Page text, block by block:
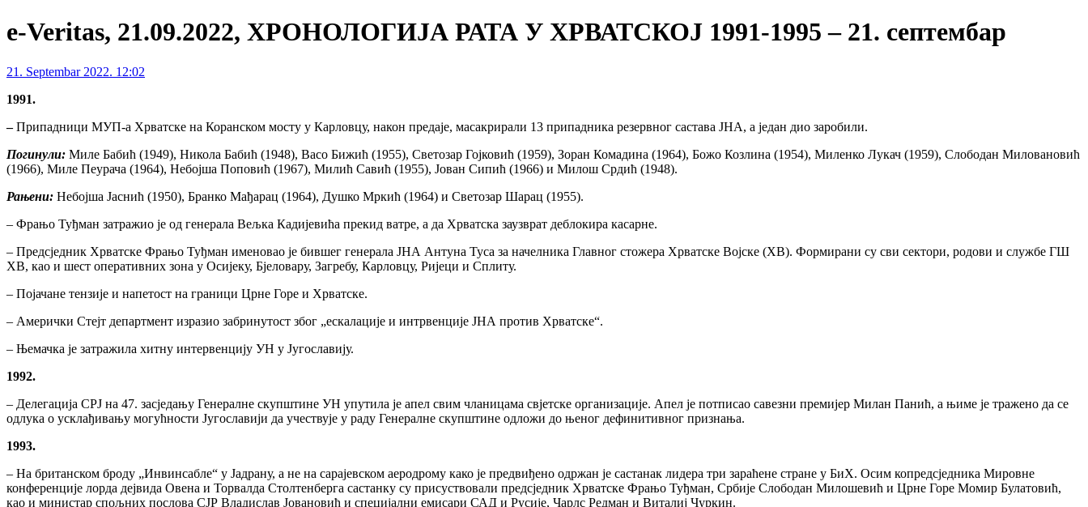
e-Veritas, 21.09.2022, ХРОНОЛОГИЈА РАТА У ХРВАТСКОЈ 1991-1995 – 21. септембар
21. Septembar 2022. 12:02
1991.
–Припадници МУП-а Хрватске на Коранском мосту у Карловцу, након предаје, масакрирали 13 припадника резервног састава ЈНА, а један дио заробили.
Погинули: Миле Бабић (1949), Никола Бабић (1948), Васо Бижић (1955), Светозар Гојковић (1959), Зоран Комадина (1964), Божо Козлина (1954), Миленко Лукач (1959), Слободан Миловановић
(1966), Миле Пеурача (1964), Небојша Поповић (1967), Милић Савић (1955), Јован Сипић (1966) и Милош Срдић (1948).
Рањени: Небојша Јаснић (1950), Бранко Мађарац (1964), Душко Мркић (1964) и Светозар Шарац (1955).
– Фрањо Туђман затражио је од генерала Вељка Кадијевића прекид ватре, а да Хрватска заузврат деблокира касарне.
– Предсједник Хрватске Фрањо Туђман именовао је бившег генерала ЈНА Антуна Туса за начелника Главног стожера Хрватске Војске (ХВ). Формирани су сви сектори, родови и службе ГШ
ХВ, као и шест оперативних зона у Осијеку, Бјеловару, Загребу, Карловцу, Ријеци и Сплиту.
– Појачане тензије и напетост на граници Црне Горе и Хрватске.
– Амерички Стејт департмент изразио забринутост због „ескалације и интрвенције ЈНА против Хрватске“.
– Њемачка је затражила хитну интервенцију УН у Југославију.
1992.
– Делегација СРЈ на 47. засједању Генералне скупштине УН упутила је апел свим чланицама свјетске организације. Апел је потписао савезни премијер Милан Панић, а њиме је тражено да се
одлука о усклађивању могућности Југославији да учествује у раду Генералне скупштине одложи до њеног дефинитивног признања.
1993.
– На британском броду „Инвинсабле“ у Јадрану, а не на сарајевском аеродрому како је предвиђено одржан је састанак лидера три зараћене стране у БиХ. Осим копредсједника Мировне
конференције лорда дејвида Овена и Торвалда Столтенберга састанку су присуствовали предсједник Хрватске Фрањо Туђман, Србије Слободан Милошевић и Црне Горе Момир Булатовић,
као и министар спољних послова СЈР Владислав Јовановић и специјални емисари САД и Русије, Чарлс Редман и Виталиј Чуркин.